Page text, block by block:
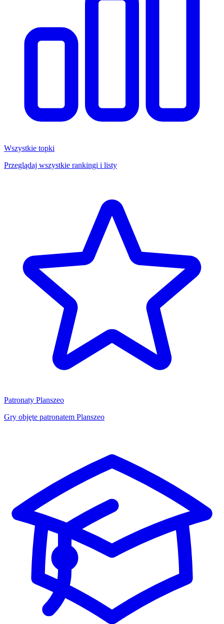
Wszystkie topki
Przeglądaj wszystkie rankingi i listy
Patronaty Planszeo
Gry objęte patronatem Planszeo